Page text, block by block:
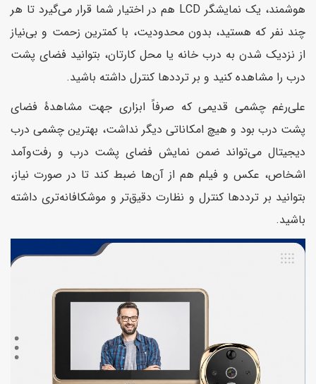
هوشمند، یک نمایشگر LCD هم در اختیار شما قرار می‌گیرد تا هر
چند نفر که هستید، بدون محدودیت، با کمترین زحمت و بی‌نیاز
از نزدیک شدن به درب خانه یا محل کارتان، بتوانید فضای پشت
درب را مشاهده کنید و بر ترددها کنترل داشته باشید.
علی‌رغم چشمی قدیمی که صرفاً ابزاری جهت مشاهدهٔ فضای
پشت درب بود و هیچ امکاناتی دیگر نداشت، بهترین چشمی درب
دیجیتال می‌تواند ضمن نمایش فضای پشت درب و رفت‌وآمد
اشخاص، عکس و فیلم هم از آن‌ها ضبط کند تا در صورت نیاز،
بتوانید بر ترددها کنترل و نظارت دقیق‌تر و موشکافانه‌تری داشته
باشید.